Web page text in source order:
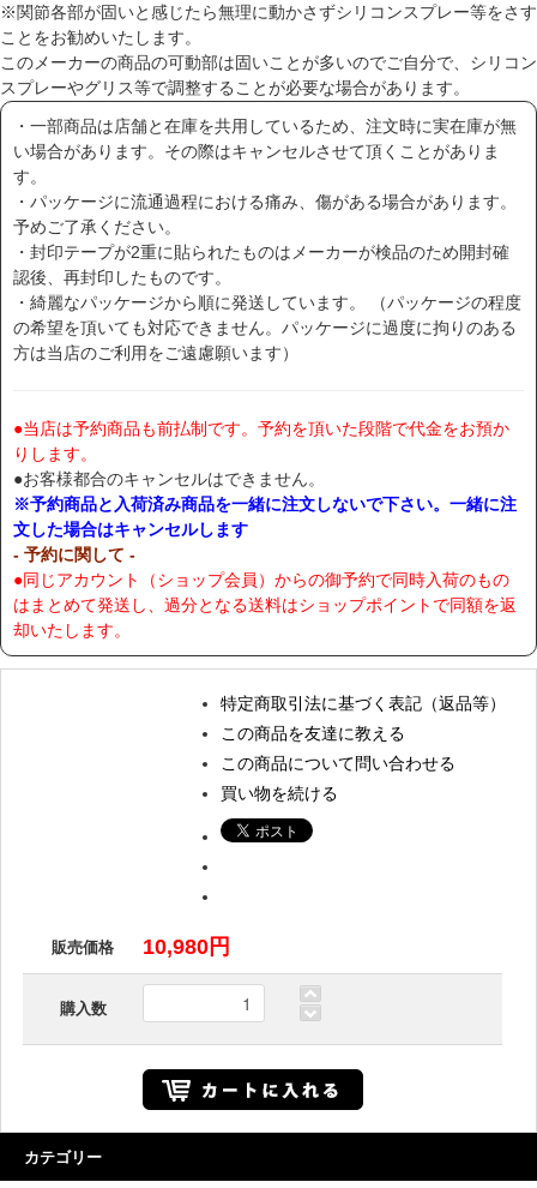
※関節各部が固いと感じたら無理に動かさずシリコンスプレー等をさす
ことをお勧めいたします。
このメーカーの商品の可動部は固いことが多いのでご自分で、シリコン
スプレーやグリス等で調整することが必要な場合があります。
・一部商品は店舗と在庫を共用しているため、注文時に実在庫が無
い場合があります。その際はキャンセルさせて頂くことがありま
す。
・パッケージに流通過程における痛み、傷がある場合があります。
予めご了承ください。
・封印テープが2重に貼られたものはメーカーが検品のため開封確
認後、再封印したものです。
・綺麗なパッケージから順に発送しています。 （パッケージの程度
の希望を頂いても対応できません。パッケージに過度に拘りのある
方は当店のご利用をご遠慮願います）
●当店は予約商品も前払制です。予約を頂いた段階で代金をお預か
りします。
●お客様都合のキャンセルはできません。
※予約商品と入荷済み商品を一緒に注文しないで下さい。一緒に注
文した場合はキャンセルします
- 予約に関して -
●同じアカウント（ショップ会員）からの御予約で同時入荷のもの
はまとめて発送し、過分となる送料はショップポイントで同額を返
却いたします。
特定商取引法に基づく表記（返品等）
この商品を友達に教える
この商品について問い合わせる
買い物を続ける
販売価格 10,980円
購入数
カテゴリー